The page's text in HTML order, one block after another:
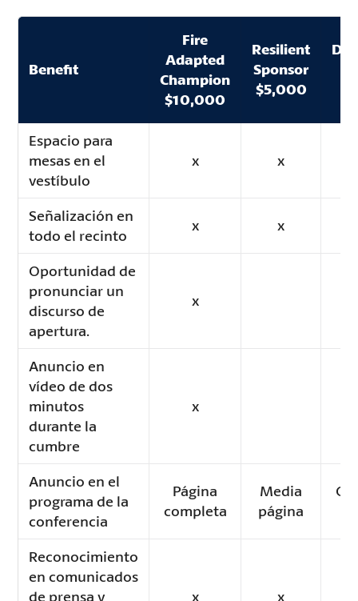
Benefit
Fire
Adapted
Champion
$10,000
Resilient
Sponsor
$5,000
Espacio para
mesas en el
vestíbulo
x x
Señalización en
todo el recinto
x x
Oportunidad de
pronunciar un
discurso de
apertura.
x
Anuncio en
vídeo de dos
minutos
durante la
cumbre
x
Anuncio en el
programa de la
conferencia
Página
completa
Media
página
Reconocimiento
en comunicados
de prensa y
x x